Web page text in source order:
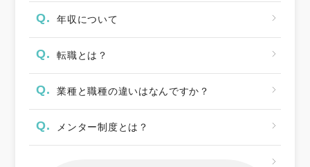
Q. 年収について
Q. 転職とは？
Q. 業種と職種の違いはなんですか？
Q. メンター制度とは？